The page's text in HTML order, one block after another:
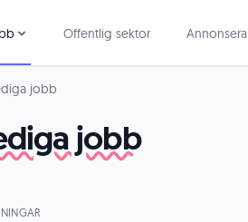
Offentlig sektor Annonsera
jobb
jobb